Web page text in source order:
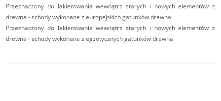
Przeznaczony do lakierowania wewnątrz starych i nowych elementów z
drewna - schody wykonane z europejskich gatunków drewna
Przeznaczony do lakierowania wewnątrz starych i nowych elementów z
drewna - schody wykonane z egzotycznych gatunków drewna